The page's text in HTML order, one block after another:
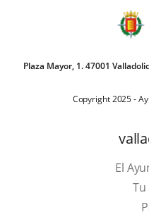
Plaza Mayor, 1. 47001
Copyright 2025 -
El
Tu